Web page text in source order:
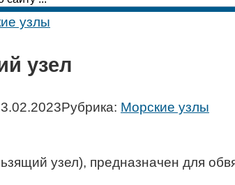
узлы
узел
Рубрика: Морские узлы
узел), предназначен для